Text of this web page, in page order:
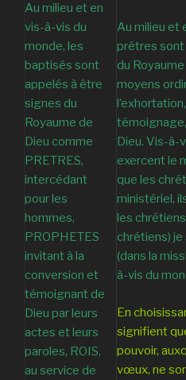
Au milieu et en
vis-à-vis du
monde, les
baptisés sont
appelés à être
signes du
Royaume de
Dieu comme
PRETRES,
intercédant
pour les
hommes,
PROPHETES
invitant à la
conversion et
témoignant de
Dieu par leurs
actes et leurs
paroles, ROIS,
au service de
Au milieu et
prêtres sont
du
moyens
Dieu. Vis-à-
exercent le
que les
ministériel,
les
chrétiens)
(dans la
à-vis du
En
signifient
pouvoir,
vœux, ne